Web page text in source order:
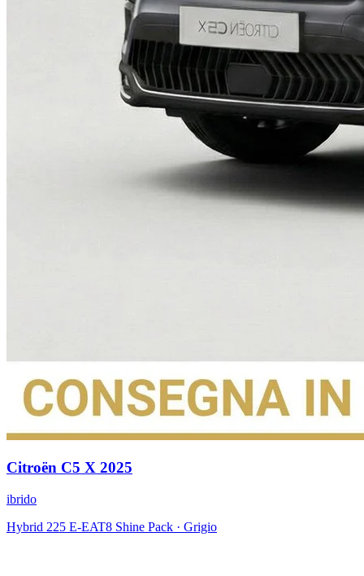
Citroën C5 X 2025
ibrido
Hybrid 225 E-EAT8 Shine Pack · Grigio